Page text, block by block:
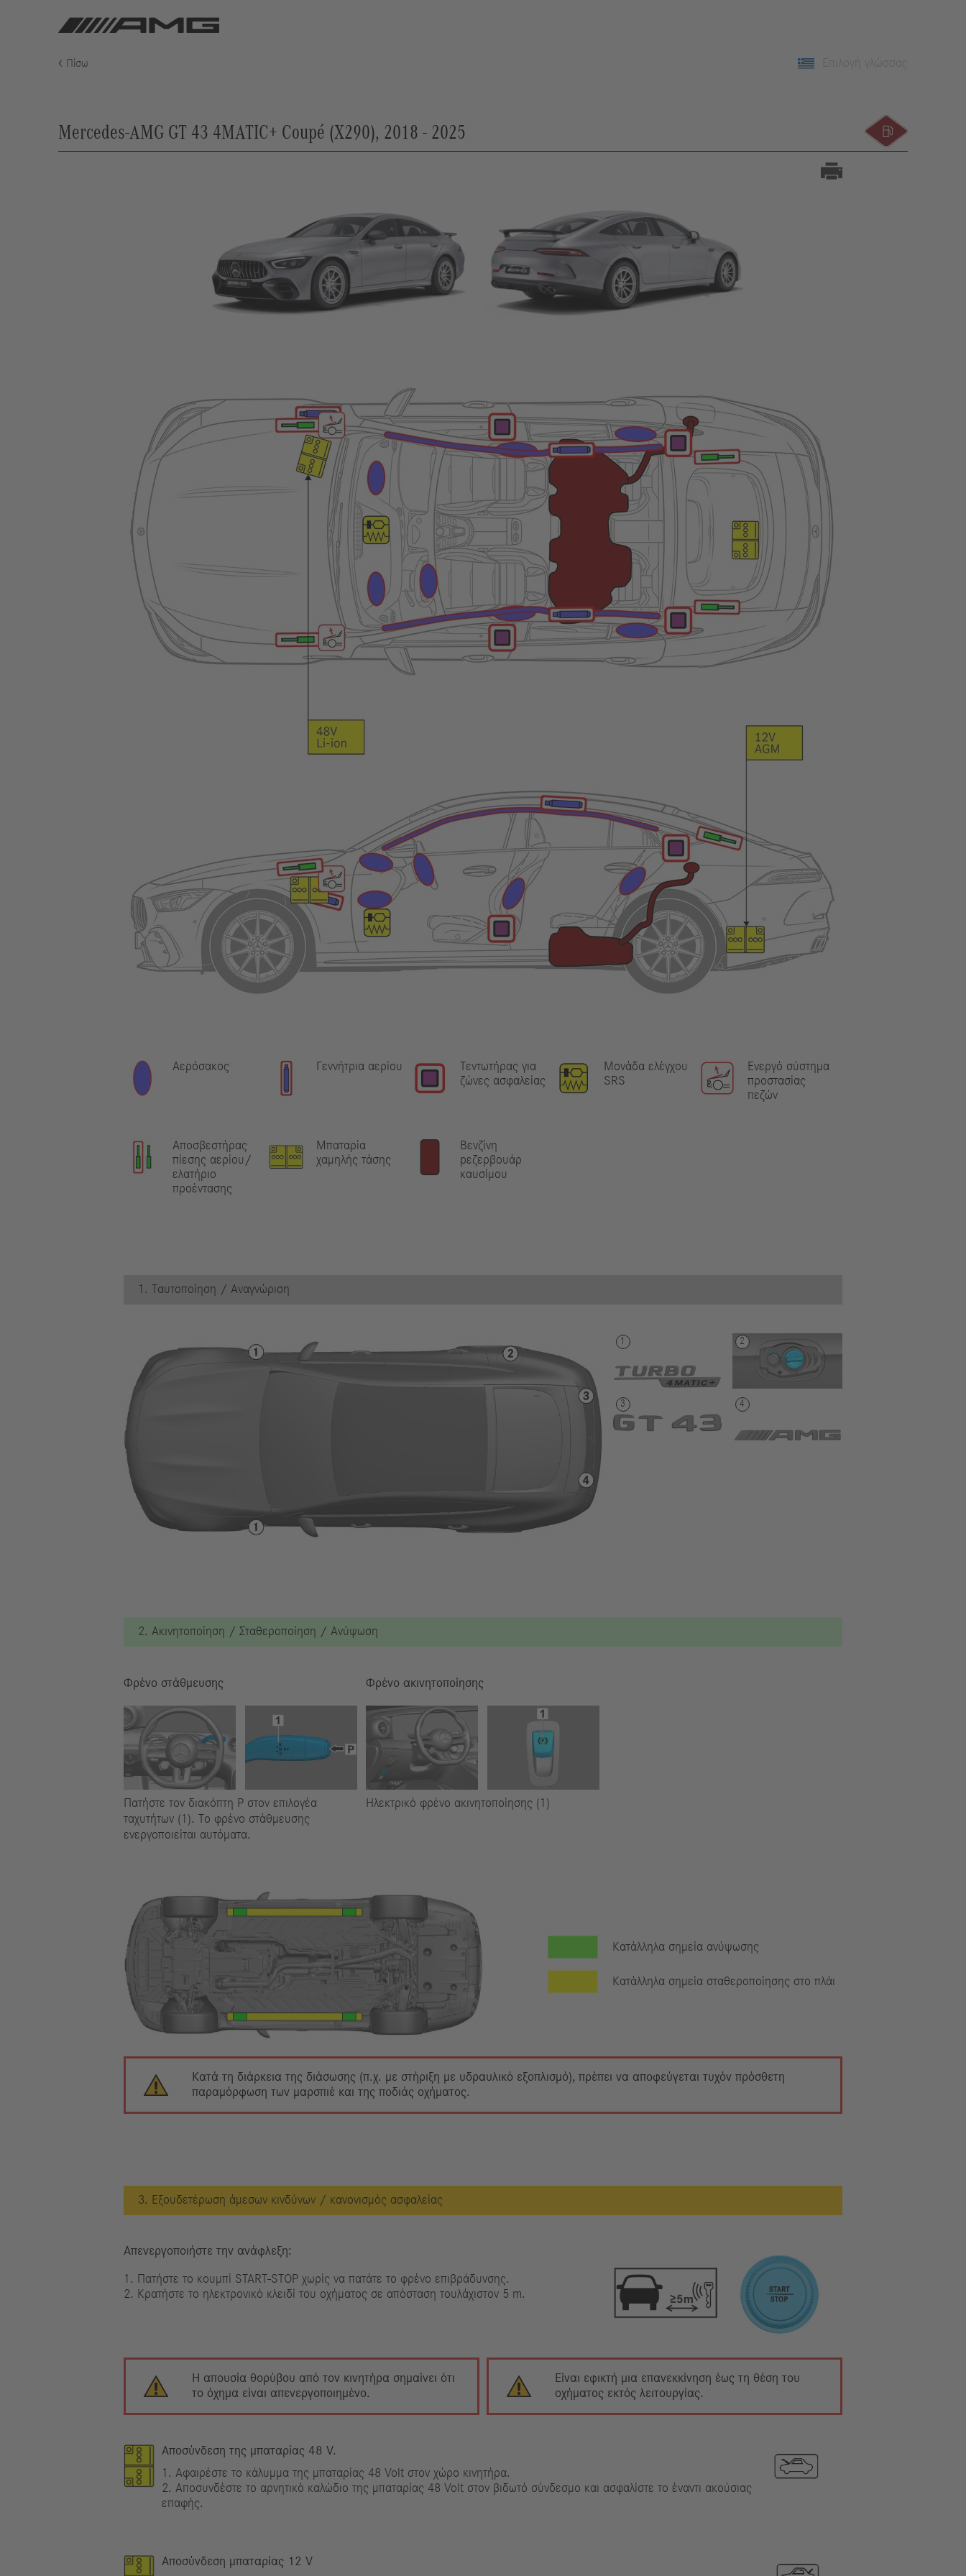
Πίσω
Mercedes-AMG GT 43 4MATIC+ Coupé (X290), 2018 - 2025
Αερόσακος Γεννήτρια αερίου
Τεντωτήρας για
ζώνες ασφαλείας
Μονάδα ελέγχου
SRS
Ενεργό σύστημα
προστασίας
πεζών
Αποσβεστήρας
πίεσης αερίου/
ελατήριο
προέντασης
Μπαταρία
χαμηλής τάσης
Βενζίνη
pεζερβουάρ
καυσίμου
1. Ταυτοποίηση / Αναγνώριση
2. Ακινητοποίηση / Σταθεροποίηση / Ανύψωση
Φρένο στάθμευσης
Πατήστε τον διακόπτη P στον επιλογέα
ταχυτήτων (1). Το φρένο στάθμευσης
ενεργοποιείται αυτόματα.
Φρένο ακινητοποίησης
Ηλεκτρικό φρένο ακινητοποίησης (1)
Κατάλληλα σημεία ανύψωσης
Κατάλληλα σημεία σταθεροποίησης στο πλάι
Κατά τη διάρκεια της διάσωσης (π.χ. με στήριξη με υδραυλικό εξοπλισμό), πρέπει να αποφεύγεται τυχόν πρόσθετη
παραμόρφωση των μαρσπιέ και της ποδιάς οχήματος.
3. Εξουδετέρωση άμεσων κινδύνων / κανονισμός ασφαλείας
Απενεργοποιήστε την ανάφλεξη:
1. Πατήστε το κουμπί START-STOP χωρίς να πατάτε το φρένο επιβράδυνσης.
2. Κρατήστε το ηλεκτρονικό κλειδί του οχήματος σε απόσταση τουλάχιστον 5 m.
Η απουσία θορύβου από τον κινητήρα σημαίνει ότι
το όχημα είναι απενεργοποιημένο.
Είναι εφικτή μια επανεκκίνηση έως τη θέση του
οχήματος εκτός λειτουργίας.
Αποσύνδεση της μπαταρίας 48 V.
1. Αφαιρέστε το κάλυμμα της μπαταρίας 48 Volt στον χώρο κινητήρα.
2. Αποσυνδέστε το αρνητικό καλώδιο της μπαταρίας 48 Volt στον βιδωτό σύνδεσμο και ασφαλίστε το έναντι ακούσιας
επαφής.
Αποσύνδεση μπαταρίας 12 V